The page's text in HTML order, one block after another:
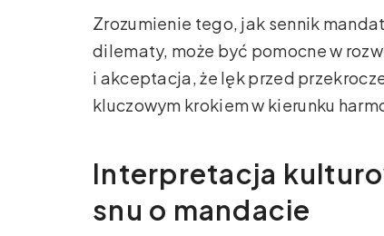
Zrozumienie tego, jak sennik
dilematy, może być pomocne w
i akceptacja, że lęk przed
kluczowym krokiem w kierunku
Interpretacja
snu o mandacie